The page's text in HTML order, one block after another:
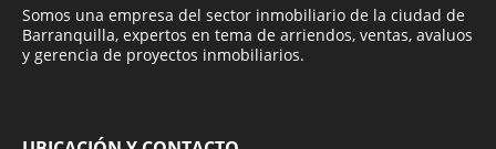
Somos una empresa del sector inmobiliario de la ciudad de
Barranquilla, expertos en tema de arriendos, ventas, avaluos
y gerencia de proyectos inmobiliarios.